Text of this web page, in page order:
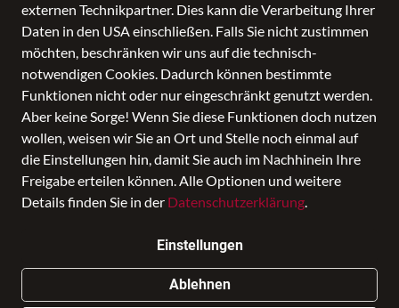
externen Technikpartner. Dies kann die Verarbeitung Ihrer
Daten in den USA einschließen. Falls Sie nicht zustimmen
möchten, beschränken wir uns auf die technisch-
notwendigen Cookies. Dadurch können bestimmte
Funktionen nicht oder nur eingeschränkt genutzt werden.
Aber keine Sorge! Wenn Sie diese Funktionen doch nutzen
wollen, weisen wir Sie an Ort und Stelle noch einmal auf
die Einstellungen hin, damit Sie auch im Nachhinein Ihre
Freigabe erteilen können. Alle Optionen und weitere
Details finden Sie in der Datenschutzerklärung.
Einstellungen
Ablehnen
Kulturbeutel Wetpack Cm 26 Marrone
inkl. MwSt., VersandGRATIS
Nur noch weniger als 3 Artikel im Geschäft vorhanden.